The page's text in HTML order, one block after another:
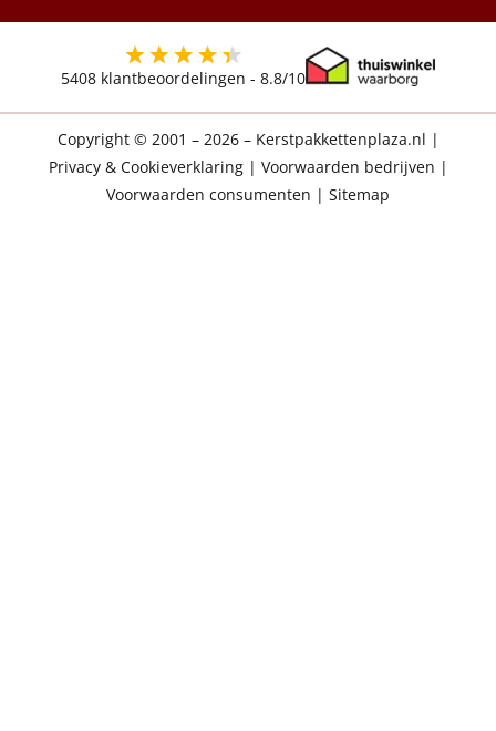
5408 klantbeoordelingen - 8.8/10
Copyright © 2001 – 2026 – Kerstpakkettenplaza.nl |
Privacy & Cookieverklaring| Voorwaarden bedrijven |
Voorwaarden consumenten | Sitemap